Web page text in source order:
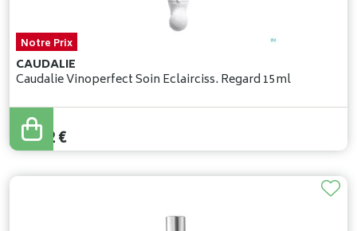
Notre Prix
CAUDALIE
Caudalie Vinoperfect Soin Eclairciss. Regard 15ml
29,92€